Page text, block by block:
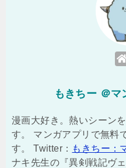
もきちー ＠マ
漫画大好き。熱いシーン
す。 マンガアプリで無料
す。 Twitter： もきちー：
ナキ先生の『異剣戦記ヴ